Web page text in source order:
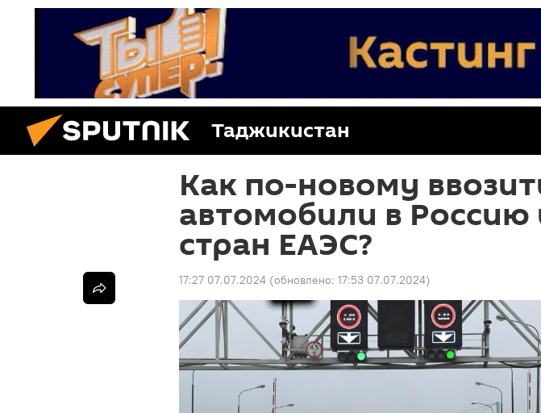
Таджикистан
Как по-новому
автомобили в Россию
стран ЕАЭС?
17:27 07.07.2024 (обновлено: 17:53 07.07.2024)